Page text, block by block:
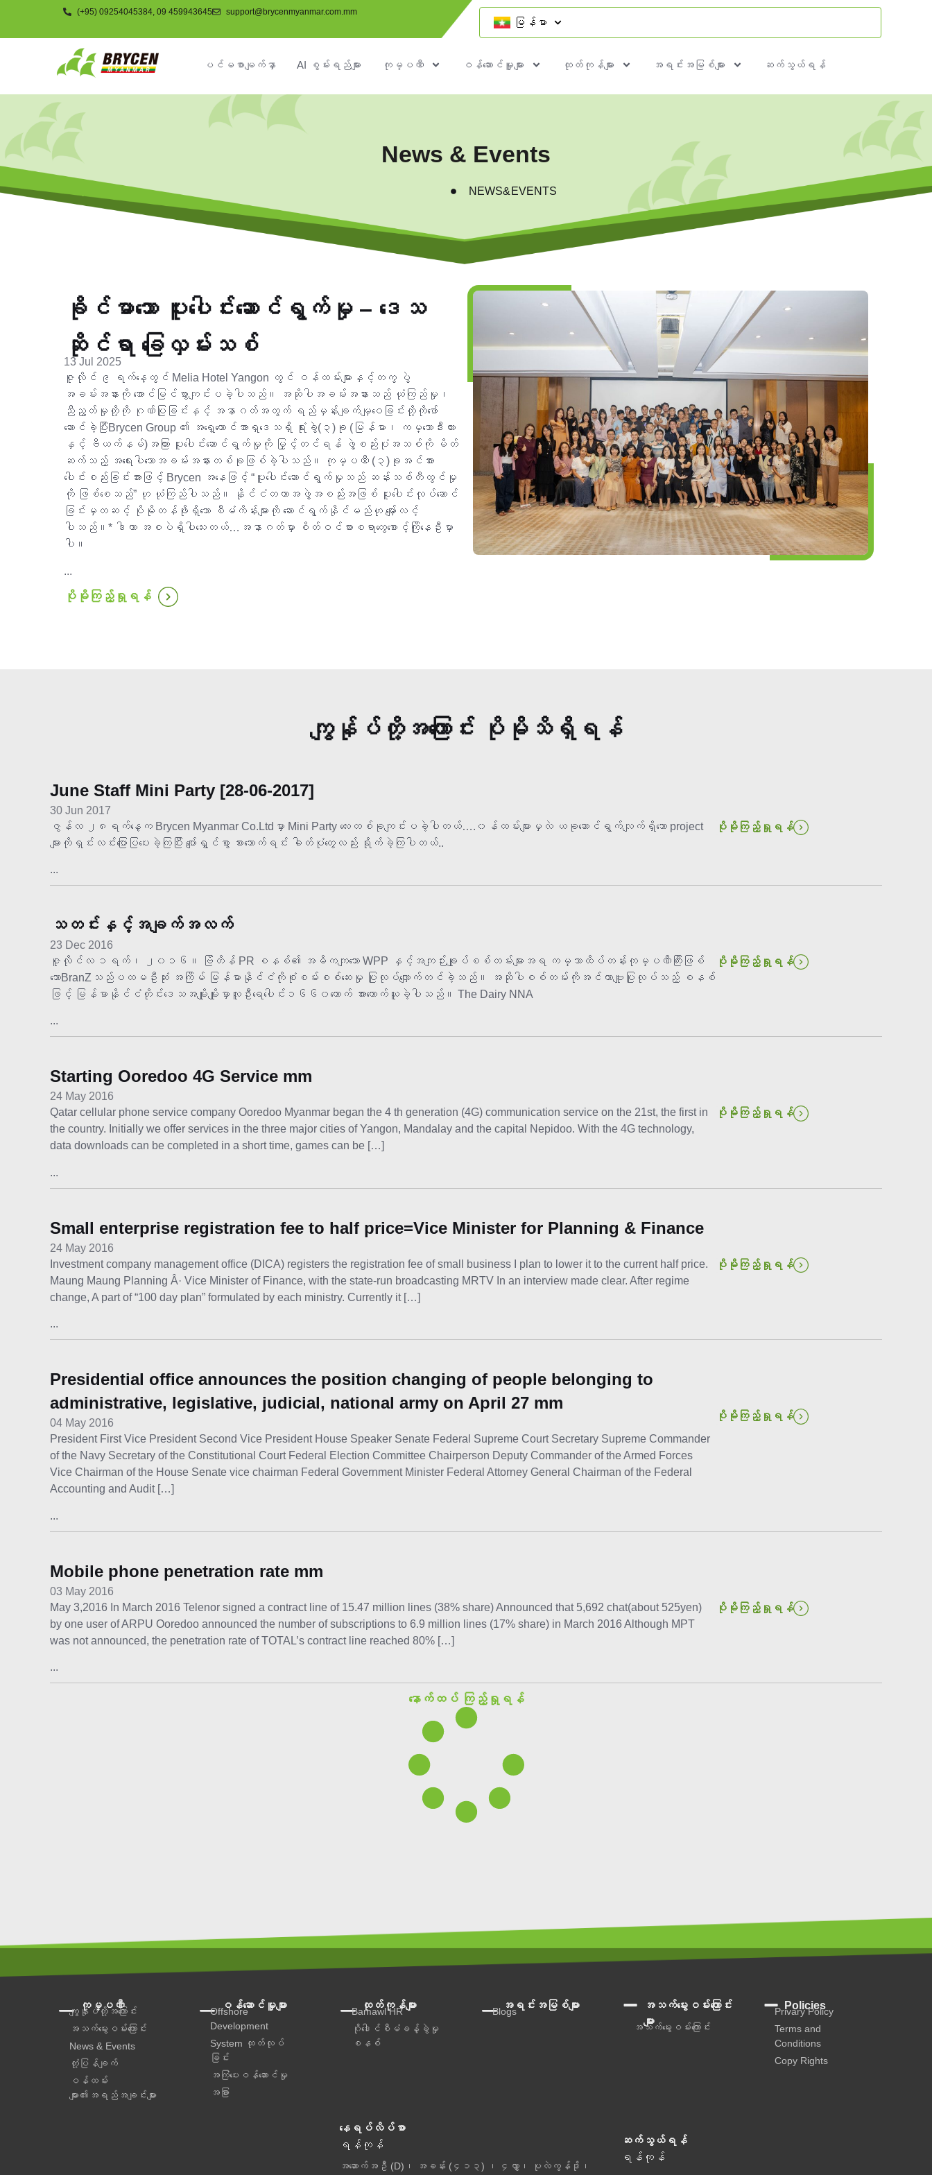
(+95) 09254045384, 09 459943645 support@brycenmyanmar.com.mm
မြန်မာ
ပင်မစာမျက်နှာ AI စွမ်းရည်များ ကုမ္ပဏီ ဝန်ဆောင်မှူများ ထုတ်ကုန်များ အရင်းအမြစ်များ ဆက်သွယ်ရန်
News & Events
NEWS&EVENTS
ခိုင်မာသော ပူးပေါင်းဆောင်ရွက်မှု – ဒေသ
ဆိုင်ရာ ခြေလှမ်းသစ်
13 Jul 2025
ဇူလိုင် ၉ ရက်နေ့တွင် Melia Hotel Yangon တွင် ဝန်ထမ်းများနှင့်တကွ ပွဲ
အခမ်းအနားကို အောင်မြင်စွာကျင်းပခဲ့ပါသည်။ အဆိုပါအခမ်းအနားသည် ယုံကြည်မှု၊
ညီညွတ်မှုတို့ကို ဂုဏ်ပြုခြင်းနှင့် အနာဂတ်အတွက် ရည်မှန်းချက်မျှဝေခြင်းတို့ကိုဖော်
ဆောင်ခဲ့ပြီးBrycen Group ၏ အရှေ့တောင်အာရှဒေသရှိ ရုံးခွဲ(၃)ခု (မြန်မာ၊ ကမ္ဘောဒီးယား
နှင့် ဗီယက်နမ်)အကြား ပူးပေါင်းဆောင်ရွက်မှုကို မြှင့်တင်ရန် ဖွဲ့စည်းပုံအသစ်ကို မိတ်
ဆက်သည့် အရေးပါသောအခမ်းအနားတစ်ခုဖြစ်ခဲ့ပါသည်။ ကုမ္ပဏီ (၃)ခုအင်အား
ပေါင်းစည်းခြင်းအားဖြင့် Brycen အနေဖြင့် “ပူးပေါင်းဆောင်ရွက်မှုသည် ဆန်းသစ်တီထွင်မှု
ကို ဖြစ်စေသည်” ဟု ယုံကြည်ပါသည်။ နိုင်ငံတကာအဖွဲ့အစည်းအဖြစ် ပူးပေါင်းလုပ်ဆောင်
ခြင်းမှတဆင့် ပိုမိုတန်ဖိုးရှိသော စီမံကိန်းများကို ဆောင်ရွက်နိုင်မည်ဟု မျှော်လင့်
ပါသည်။* ဒါဟာ အစပဲရှိပါသေးတယ်…အနာဂတ်မှာ စိတ်ဝင်စားစရာတွေစောင့်ကြိုနေဦးမှာ
ပါ။
...
ပိုမိုကြည့်ရှုရန်
ကျွန်ုပ်တို့အကြောင်း ပိုမိုသိရှိရန်
June Staff Mini Party [28-06-2017]
30 Jun 2017
ဇွန်လ ၂၈ရက်နေ့က Brycen Myanmar Co.Ltdမှာ Mini Party လေးတစ်ခုကျင်းပခဲ့ပါတယ်….၀န်ထမ်းများမှလဲ ယခုဆောင်ရွက်လျက်ရှိသော project
များကိုရှင်းလင်းပြောပြပေးခဲ့ကြပြီး ပျော်ရွှင်စွာ စားသောက်ရင်း ဓါတ်ပုံတွေလည်း ရိုက်ခဲ့ကြပါတယ်..
...
ပိုမိုကြည့်ရှုရန်
သတင်းနှင့်အချက်အလက်
23 Dec 2016
ဇူလိုင်လ ၁ရက်၊ ၂၀၁၆။ ဗြိတိန် PR စနစ်၏ အဓိကကျသော WPP နှင့်အကျဉ်းချုပ်စစ်တမ်းများအရ ကမ္ဘာထိပ်တန်းကုမ္ပဏီကြီးဖြစ်
သောBranZသည်ပထမဦးဆုံး အကြိမ် မြန်မာနိုင်ငံကိုစုံစမ်းစစ်ဆေးမှု ပြုလုပ်လျှောက်တင်ခဲ့သည်။ အဆိုပါစစ်တမ်းကိုအင်တာဗျူးပြုလုပ်သည့် စနစ်
ဖြင့် မြန်မာနိုင်ငံတိုင်းဒေသအမျိုးမျိုးမှာလူဦးရေပေါင်း၁၆၆၀ယောက် အားကောက်ယူခဲ့ပါသည်။ The Dairy NNA
...
ပိုမိုကြည့်ရှုရန်
Starting Ooredoo 4G Service mm
24 May 2016
Qatar cellular phone service company Ooredoo Myanmar began the 4 th generation (4G) communication service on the 21st, the first in
the country. Initially we offer services in the three major cities of Yangon, Mandalay and the capital Nepidoo. With the 4G technology,
data downloads can be completed in a short time, games can be […]
...
ပိုမိုကြည့်ရှုရန်
Small enterprise registration fee to half price=Vice Minister for Planning & Finance
24 May 2016
Investment company management office (DICA) registers the registration fee of small business I plan to lower it to the current half price.
Maung Maung Planning Â· Vice Minister of Finance, with the state-run broadcasting MRTV In an interview made clear. After regime
change, A part of “100 day plan” formulated by each ministry. Currently it […]
...
ပိုမိုကြည့်ရှုရန်
Presidential office announces the position changing of people belonging to
administrative, legislative, judicial, national army on April 27 mm
04 May 2016
President First Vice President Second Vice President House Speaker Senate Federal Supreme Court Secretary Supreme Commander
of the Navy Secretary of the Constitutional Court Federal Election Committee Chairperson Deputy Commander of the Armed Forces
Vice Chairman of the House Senate vice chairman Federal Government Minister Federal Attorney General Chairman of the Federal
Accounting and Audit […]
...
ပိုမိုကြည့်ရှုရန်
Mobile phone penetration rate mm
03 May 2016
May 3,2016 In March 2016 Telenor signed a contract line of 15.47 million lines (38% share) Announced that 5,692 chat(about 525yen)
by one user of ARPU Ooredoo announced the number of subscriptions to 6.9 million lines (17% share) in March 2016 Although MPT
was not announced, the penetration rate of TOTAL’s contract line reached 80% […]
...
ပိုမိုကြည့်ရှုရန်
နောက်ထပ် ကြည့်ရှုရန်
ကုမ္ပဏီ
ကျွန်ုပ်တို့အကြောင်း
အသက်မွေးဝမ်းကြောင်း
News & Events
တုံ့ပြန်ချက်
ဝန်ထမ်း
များ၏အရည်အချင်းများ
ဝန်ဆောင်မှူများ
Offshore
Development
System ထုတ်လုပ်
ခြင်း
အကြံပေးဝန်ဆောင်မှု‌
အခြား
ထုတ်ကုန်များ
Bamawl HR
ဂိုဒေါင်စီမံခန့်ခွဲမှု
စနစ်
အရင်းအမြစ်များ
Blogs
အသက်မွေးဝမ်းကြောင်း
များ
အသက်မွေးဝမ်းကြောင်း
Policies
Privary Policy
Terms and
Conditions
Copy Rights
နေရပ်လိပ်စာ
ရန်ကုန်
အဆောက်အဦ (D)၊ အခန်း (၄၁၃) ၊ ၄လွှာ၊ ပုလဲကွန်ဒို၊
ဆက်သွယ်ရန်
ရန်ကုန်